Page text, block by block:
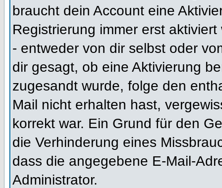
braucht dein Account eine
Registrierung immer erst
- entweder von dir selbst oder
dir gesagt, ob eine Aktivierung
zugesandt wurde, folge den
Mail nicht erhalten hast,
korrekt war. Ein Grund für den
die Verhinderung eines
dass die angegebene E-Mail-
Administrator.